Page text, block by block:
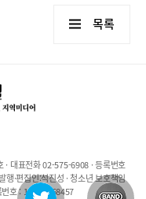
목록
대표전화 02-575-6908 · 등록번호
·편집인:석진성 · 청소년 보호책임
번호 : 101-86-68457